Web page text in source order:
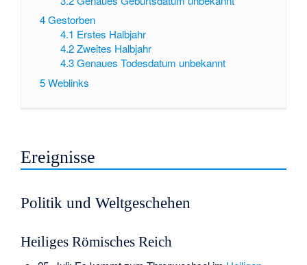
4Gestorben
4.1 Erstes Halbjahr
4.2 Zweites Halbjahr
4.3 Genaues Todesdatum unbekannt
5Weblinks
Ereignisse
Politik und Weltgeschehen
Heiliges Römisches Reich